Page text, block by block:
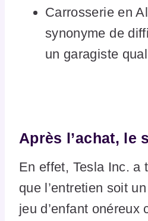
Carrosserie en
synonyme de
un garagiste
Après l’achat, le
En effet, Tesla Inc. a
que l’entretien soit
jeu d’enfant onéreux